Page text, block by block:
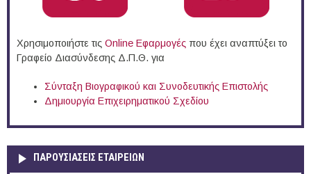
Χρησιμοποιήστε τις Online Eφαρμογές που έχει αναπτύξει το
Γραφείο Διασύνδεσης Δ.Π.Θ. για
Σύνταξη Βιογραφικού και Συνοδευτικής Επιστολής
Δημιουργία Επιχειρηματικού Σχεδίου
ΠΑΡΟΥΣΙΆΣΕΙΣ ΕΤΑΙΡΕΙΏΝ